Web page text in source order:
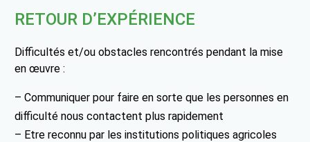
RETOUR D’EXPÉRIENCE
Difficultés et/ou obstacles rencontrés pendant la mise
en œuvre :
– Communiquer pour faire en sorte que les personnes en
difficulté nous contactent plus rapidement
– Etre reconnu par les institutions politiques agricoles